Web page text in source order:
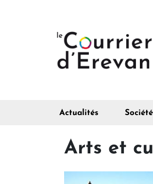
Actualités Société
Arts et